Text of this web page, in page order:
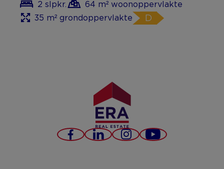
2 slpkr.
64 m² woonoppervlakte
35 m² grondoppervlakte
D
Facebook
LinkedInInstagramYouTube